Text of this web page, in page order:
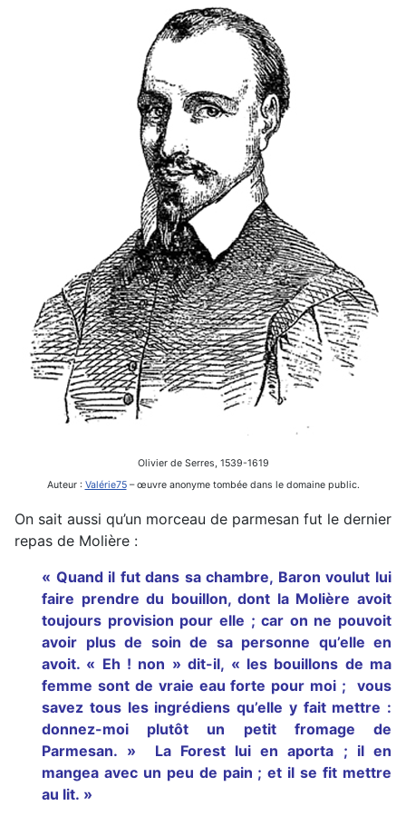
Olivier de Serres, 1539-1619
Auteur : Valérie75– œuvre anonyme tombée dans le domaine public.
On sait aussi qu’un morceau de parmesan fut le dernier
repas de Molière :
« Quand il fut dans sa chambre, Baron voulut lui
faire prendre du bouillon, dont la Molière avoit
toujours provision pour elle ; car on ne pouvoit
avoir plus de soin de sa personne qu’elle en
avoit. « Eh ! non » dit-il, « les bouillons de ma
femme sont de vraie eau forte pour moi ; vous
savez tous les ingrédiens qu’elle y fait mettre :
donnez-moi plutôt un petit fromage de
Parmesan. » La Forest lui en aporta ; il en
mangea avec un peu de pain ; et il se fit mettre
au lit. »